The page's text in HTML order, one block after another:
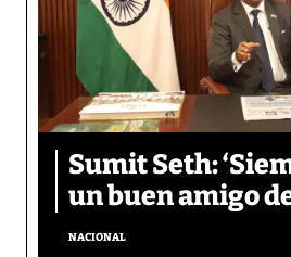
Sumit Seth:
un buen amigo
NACIONAL